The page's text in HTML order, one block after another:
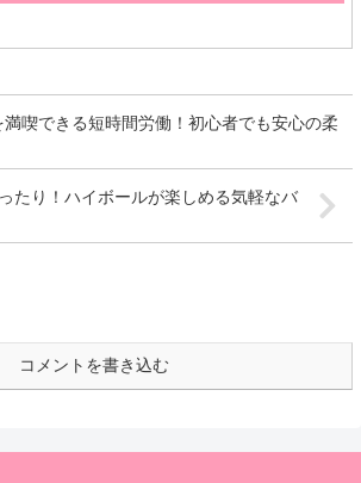
喫できる短時間労働！初心者でも安心の柔
たり！ハイボールが楽しめる気軽なバ
コメントを書き込む